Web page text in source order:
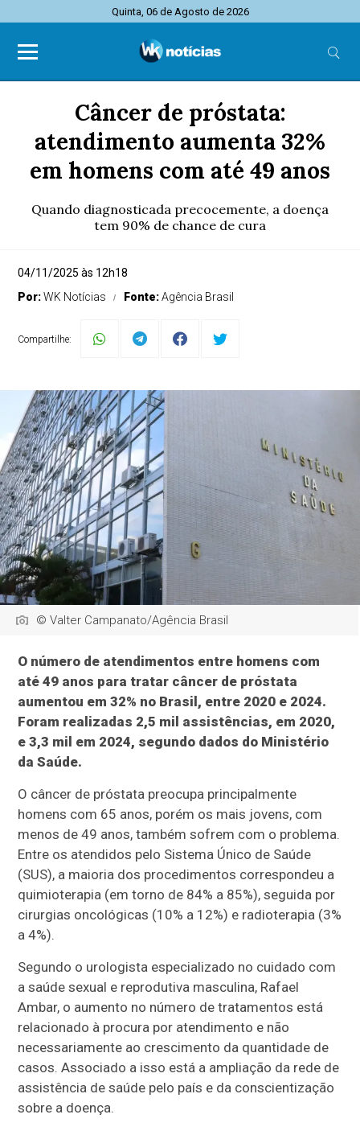
Quinta, 06 de Agosto de 2026
Câncer de próstata:
atendimento aumenta 32%
em homens com até 49 anos
Quando diagnosticada precocemente, a doença
tem 90% de chance de cura
04/11/2025 às 12h18
Por:WK Notícias Fonte:Agência Brasil
Compartilhe:
© Valter Campanato/Agência Brasil
O número de atendimentos entre homens com
até 49 anos para tratar câncer de próstata
aumentou em 32% no Brasil, entre 2020 e 2024.
Foram realizadas 2,5 mil assistências, em 2020,
e 3,3 mil em 2024, segundo dados do Ministério
da Saúde.
O câncer de próstata preocupa principalmente
homens com 65 anos, porém os mais jovens, com
menos de 49 anos, também sofrem com o problema.
Entre os atendidos pelo Sistema Único de Saúde
(SUS), a maioria dos procedimentos correspondeu a
quimioterapia (em torno de 84% a 85%), seguida por
cirurgias oncológicas (10% a 12%) e radioterapia (3%
a 4%).
Segundo o urologista especializado no cuidado com
a saúde sexual e reprodutiva masculina, Rafael
Ambar, o aumento no número de tratamentos está
relacionado à procura por atendimento e não
necessariamente ao crescimento da quantidade de
casos. Associado a isso está a ampliação da rede de
assistência de saúde pelo país e da conscientização
sobre a doença.